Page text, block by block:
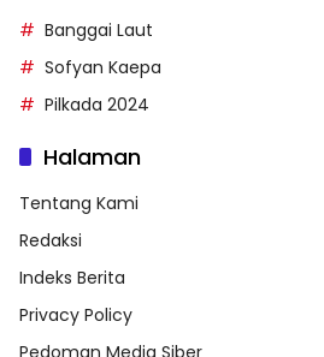
Banggai Laut
Sofyan Kaepa
Pilkada 2024
Halaman
Tentang Kami
Redaksi
Indeks Berita
Privacy Policy
Pedoman Media Siber